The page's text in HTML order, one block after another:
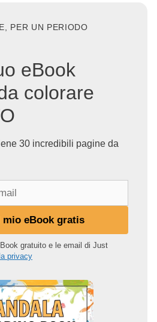
PER UN PERIODO
eBook
colorare
30 incredibili pagine da
mio eBook gratis
gratuito e le email di Just
privacy